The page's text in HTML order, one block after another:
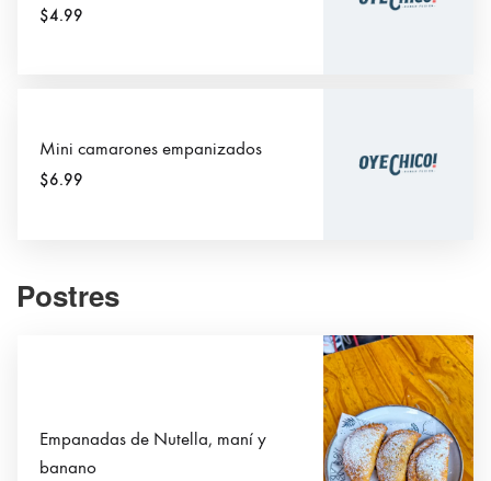
$4.99
Mini camarones empanizados
$6.99
Postres
Empanadas de Nutella, maní y
banano